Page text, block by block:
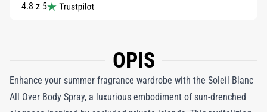
4.8 z 5
OPIS
Enhance your summer fragrance wardrobe with the Soleil Blanc
All Over Body Spray, a luxurious embodiment of sun-drenched